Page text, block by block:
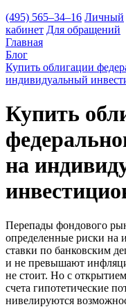
(495) 565–34–16 Личный
кабинет Для обращений
Главная
Блог
Купить облигации
индивидуальный
Купить
на
Перепады фондового
определенные риски на
ставки по банковским
и не превышают
не стоит. Но с
счета гипотетические
нивелируются